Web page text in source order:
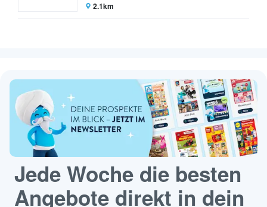
2.1km
Jede Woche die besten
Angebote direkt in dein